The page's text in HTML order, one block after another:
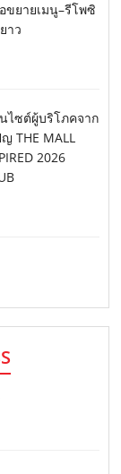
ขยายเมนู–รีโพซิ
าว
ไซต์ผู้บริโภคจาก
THE MALL
2026